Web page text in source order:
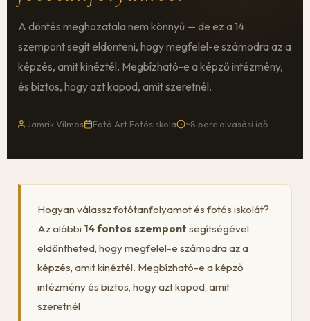
A döntés meghozatala nem könnyű — de ez a 14
szempont segít eldönteni, hogy megfelel-e számodra az a
képzés, amit kinéztél. Megbízható-e a képző intézmény,
és biztos, hogy azt kapod, amit szeretnél.
Jamrik Vilmos Fotó Art Fotósiskola ~8 perc olvasási idő
Hogyan válassz fotótanfolyamot és fotós iskolát?
Az alábbi 14 fontos szempont segítségével
eldöntheted, hogy megfelel-e számodra az a
képzés, amit kinéztél. Megbízható-e a képző
intézmény és biztos, hogy azt kapod, amit
szeretnél.